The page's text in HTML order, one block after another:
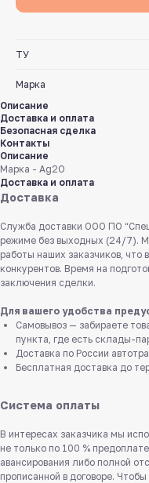
ТУ
Марка
Описание
Доставка и оплата
Безопасная сделка
Контакты
Описание
Марка - Ag2O
Доставка и оплата
Доставка
Служба доставки ООО ПО
режиме без выходных (24/7).
работы наших заказчиков, что
конкурентов. Время на
заключения сделки.
Для вашего удобства
Самовывоз — забираете
пункта, где есть склады-
Доставка по России
Бесплатная доставка до
Система оплаты
В интересах заказчика мы
не только по 100 %
авансирования либо полной
прописанной в договоре.